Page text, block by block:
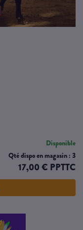
Disponible
Qté dispo en magasin : 3
17,00 € PPTTC